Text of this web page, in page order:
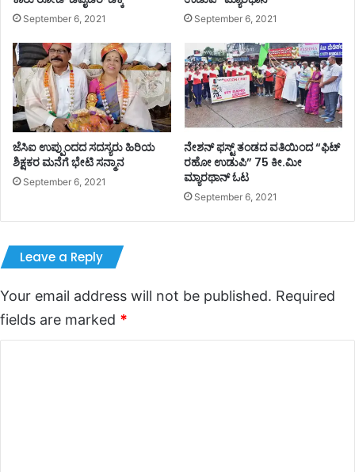
September 6, 2021 September 6, 2021
ಜೆಸಿಐ ಉಪ್ಪುಂದದ ಸದಸ್ಯರು ಹಿರಿಯ
ಶಿಕ್ಷಕರ ಮನೆಗೆ ಭೇಟಿ ಸನ್ಮಾನ
September 6, 2021
ನೇಶನ್ ಫಸ್ಟ್ ತಂಡದ ವತಿಯಿಂದ “ಫಿಟ್
ರಹೋ ಉಡುಪಿ” 75 ಕೀ.ಮೀ
ಮ್ಯಾರಥಾನ್ ಓಟ
September 6, 2021
Leave a Reply
Your email address will not be published. Required
fields are marked *